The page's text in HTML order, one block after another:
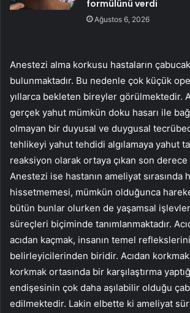
formülünü verdi
Ağustos 6, 2026
Anestezi alma korkusu hastaların
bulunmaktadır. Bu nedenle çok küçük
yıllarca bekleten bireyler görülmektedir.
gerçek yahut mümkün doku hasarı ile
olmayan bir duyusal ve duygusal
tehlikeyi yahut tehdidi algılamaya yahut
reaksiyon olarak ortaya çıkan son
Anestezi ise hastanın ameliyat sırasında
hissetmemesi, mümkün olduğunca
bütün bunlar olurken de yaşamsal
süreçleri biçiminde tanımlanmaktadır.
acıdan kaçmak, insanın temel
belirleyicilerinden biridir. Acıdan
korkmak ortasında bir karşılaştırma
endişesinin çok daha aşılabilir olduğu
edilmektedir. Lakin elbette ki ameliyat